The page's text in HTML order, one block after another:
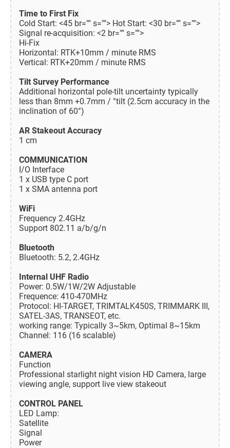
Time to First Fix
Cold Start: <45 br="" s=""> Hot Start: <30 br="" s="">
Signal re-acquisition: <2 br="" s="">
Hi-Fix
Horizontal: RTK+10mm / minute RMS
Vertical: RTK+20mm / minute RMS
Tilt Survey Performance
Additional horizontal pole-tilt uncertainty typically
less than 8mm +0.7mm / °tilt (2.5cm accuracy in the
inclination of 60°)
AR Stakeout Accuracy
1 cm
COMMUNICATION
I/O Interface
1 x USB type C port
1 x SMA antenna port
WiFi
Frequency 2.4GHz
Support 802.11 a/b/g/n
Bluetooth
Bluetooth: 5.2, 2.4GHz
Internal UHF Radio
Power: 0.5W/1W/2W Adjustable
Frequence: 410-470MHz
Protocol: HI-TARGET, TRIMTALK450S, TRIMMARK III,
SATEL-3AS, TRANSEOT, etc.
working range: Typically 3~5km, Optimal 8~15km
Channel: 116 (16 scalable)
CAMERA
Function
Professional starlight night vision HD Camera, large
viewing angle, support live view stakeout
CONTROL PANEL
LED Lamp:
Satellite
Signal
Power